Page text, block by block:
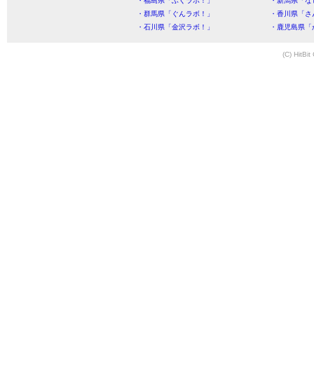
・群馬県「ぐんラボ！」
・香川県「
・石川県「金沢ラボ！」
・鹿児島県
(C) HitBit